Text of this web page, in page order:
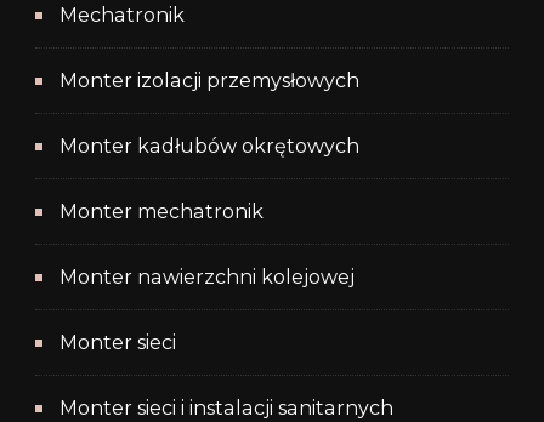
Mechatronik
Monter izolacji przemysłowych
Monter kadłubów okrętowych
Monter mechatronik
Monter nawierzchni kolejowej
Monter sieci
Monter sieci i instalacji sanitarnych